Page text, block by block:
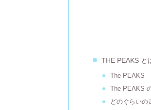
THE PEAKS と
The PEAKS
The PEAKS
どのぐらいの